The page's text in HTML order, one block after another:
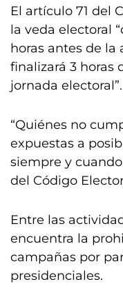
El artículo 71 del
la veda electoral
horas antes de la
finalizará 3 horas
jornada electoral”.
“Quiénes no
expuestas a
siempre y
del Código
Entre las
encuentra la
campañas por
presidenciales.